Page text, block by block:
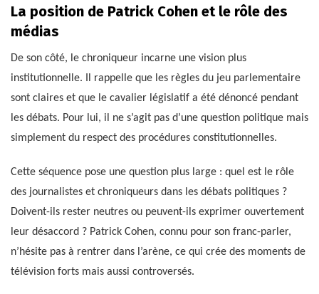
La position de Patrick Cohen et le rôle des
médias
De son côté, le chroniqueur incarne une vision plus
institutionnelle. Il rappelle que les règles du jeu parlementaire
sont claires et que le cavalier législatif a été dénoncé pendant
les débats. Pour lui, il ne s’agit pas d’une question politique mais
simplement du respect des procédures constitutionnelles.
Cette séquence pose une question plus large : quel est le rôle
des journalistes et chroniqueurs dans les débats politiques ?
Doivent-ils rester neutres ou peuvent-ils exprimer ouvertement
leur désaccord ? Patrick Cohen, connu pour son franc-parler,
n’hésite pas à rentrer dans l’arène, ce qui crée des moments de
télévision forts mais aussi controversés.